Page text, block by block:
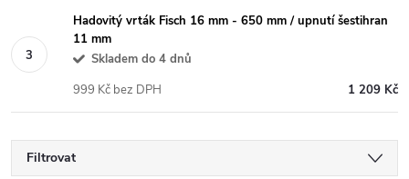
Hadovitý vrták Fisch 16 mm - 650 mm / upnutí šestihran
11 mm
Skladem do 4 dnů
1 209 Kč
999 Kč bez DPH
Filtrovat